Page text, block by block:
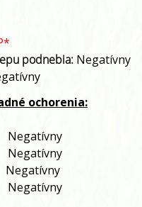
podnebia: Negatívny
ochorenia:
Negatívny
Negatívny
Negatívny
Negatívny